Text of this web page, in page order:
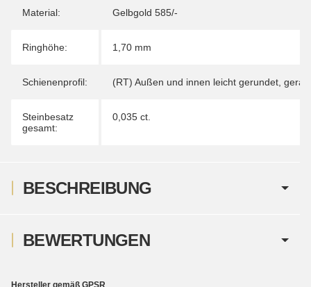
Material: Gelbgold 585/-
Ringhöhe: 1,70 mm
Schienenprofil: (RT) Außen und innen leicht gerundet,
Steinbesatz
gesamt:
0,035 ct.
BESCHREIBUNG
BEWERTUNGEN
Hersteller gemäß GPSR